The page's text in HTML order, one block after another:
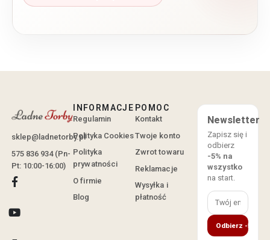
sklep@ladnetorby.pl
575 836 934 (Pn-
Pt: 10:00-16:00)
INFORMACJE
Regulamin
Polityka Cookies
Polityka
prywatności
O firmie
Blog
POMOC
Kontakt
Twoje konto
Zwrot towaru
Reklamacje
Wysyłka i
płatność
Newsletter
Zapisz się i
odbierz
-5% na
wszystko
na start.
Odbierz -5%